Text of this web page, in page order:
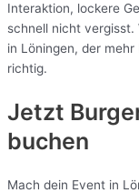
Interaktion, lockere
schnell nicht vergisst.
in Löningen, der
richtig.
Jetzt
buchen
Mach dein Event in